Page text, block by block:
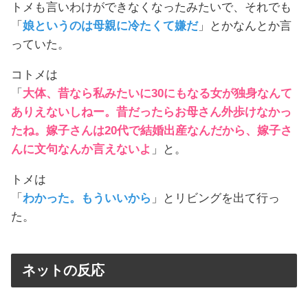
トメも言いわけができなくなったみたいで、それでも
「 娘というのは母親に冷たくて嫌だ」とかなんとか言
っていた。
コトメは
「 大体、昔なら私みたいに30にもなる女が独身なんて
ありえないしねー。昔だったらお母さん外歩けなかっ
たね。嫁子さんは20代で結婚出産なんだから、嫁子さ
んに文句なんか言えないよ 」と。
トメは
「 わかった。もういいから 」とリビングを出て行っ
た。
ネットの反応